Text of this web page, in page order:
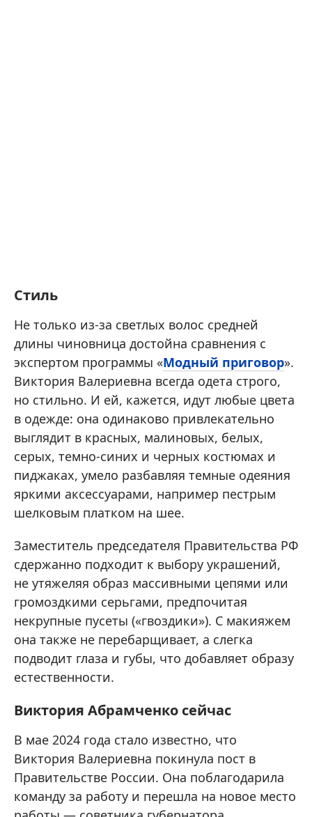
Стиль
Не только из-за светлых волос средней
длины чиновница достойна сравнения с
экспертом программы «Модный приговор».
Виктория Валериевна всегда одета строго,
но стильно. И ей, кажется, идут любые цвета
в одежде: она одинаково привлекательно
выглядит в красных, малиновых, белых,
серых, темно-синих и черных костюмах и
пиджаках, умело разбавляя темные одеяния
яркими аксессуарами, например пестрым
шелковым платком на шее.
Заместитель председателя Правительства РФ
сдержанно подходит к выбору украшений,
не утяжеляя образ массивными цепями или
громоздкими серьгами, предпочитая
некрупные пусеты («гвоздики»). С макияжем
она также не перебарщивает, а слегка
подводит глаза и губы, что добавляет образу
естественности.
Виктория Абрамченко сейчас
В мае 2024 года стало известно, что
Виктория Валериевна покинула пост в
Правительстве России. Она поблагодарила
команду за работу и перешла на новое место